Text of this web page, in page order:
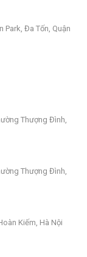
Park, Đa Tốn, Quận
Thượng Đình,
Thượng Đình,
Kiếm, Hà Nội